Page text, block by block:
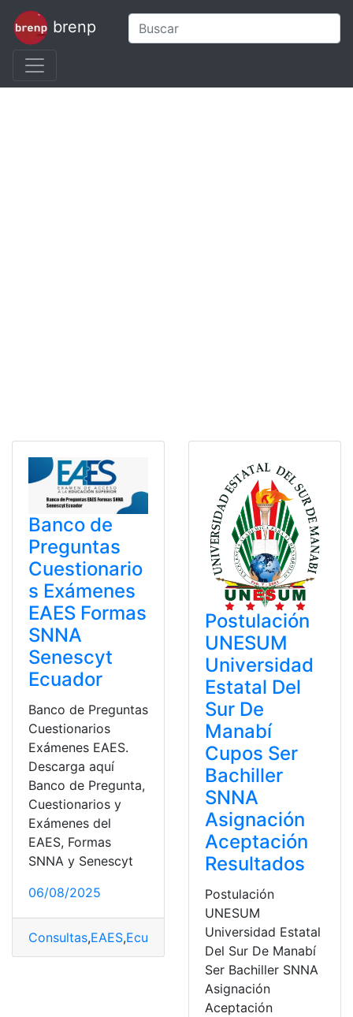
brenp
Banco de
Preguntas
Cuestionario
s Exámenes
EAES Formas
SNNA
Senescyt
Ecuador
Banco de Preguntas
Cuestionarios
Exámenes EAES.
Descarga aquí
Banco de Pregunta,
Cuestionarios y
Exámenes del
EAES, Formas
SNNA y Senescyt
06/08/2025
Consultas,EAES,Ecuador Educación Educación
Postulación
UNESUM
Universidad
Estatal Del
Sur De
Manabí
Cupos Ser
Bachiller
SNNA
Asignación
Aceptación
Resultados
Postulación
UNESUM
Universidad Estatal
Del Sur De Manabí
Ser Bachiller SNNA
Asignación
Aceptación